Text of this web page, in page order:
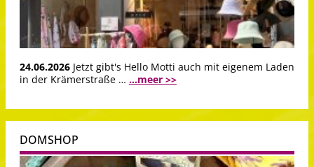
24.06.2026 Jetzt gibt's Hello Motti auch mit eigenem Laden
in der Krämerstraße … ...meer >>
DOMSHOP